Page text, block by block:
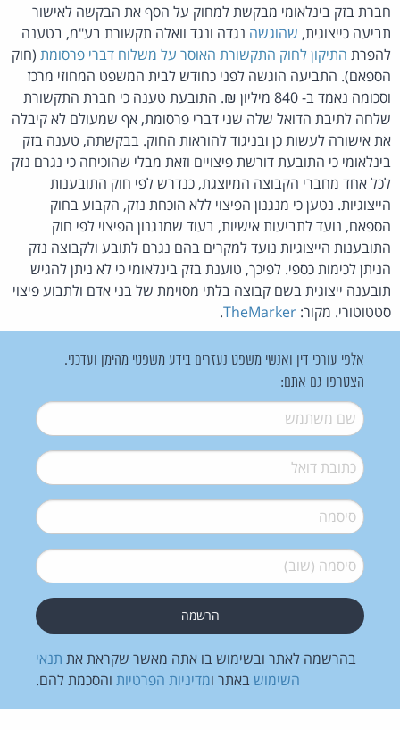
חברת בזק בינלאומי מבקשת למחוק על הסף את הבקשה לאישור
תביעה כייצוגית, שהוגשה נגדה ונגד וואלה תקשורת בע"מ, בטענה
להפרת התיקון לחוק התקשורת האוסר על משלוח דברי פרסומת (חוק
הספאם). התביעה הוגשה לפני כחודש לבית המשפט המחוזי מרכז
וסכומה נאמד ב- 840 מיליון ₪. התובעת טענה כי חברת התקשורת
שלחה לתיבת הדואל שלה שני דברי פרסומת, אף שמעולם לא קיבלה
את אישורה לעשות כן ובניגוד להוראות החוק. בבקשתה, טענה בזק
בינלאומי כי התובעת דורשת פיצויים וזאת מבלי שהוכיחה כי נגרם נזק
לכל אחד מחברי הקבוצה המיוצגת, כנדרש לפי חוק התובענות
הייצוגיות. נטען כי מנגנון הפיצוי ללא הוכחת נזק, הקבוע בחוק
הספאם, נועד לתביעות אישיות, בעוד שמנגנון הפיצוי לפי חוק
התובענות הייצוגיות נועד למקרים בהם נגרם לתובע ולקבוצה נזק
הניתן לכימות כספי. לפיכך, טוענת בזק בינלאומי כי לא ניתן להגיש
תובענה ייצוגית בשם קבוצה בלתי מסוימת של בני אדם ולתבוע פיצוי
סטטוטורי. מקור: TheMarker
.
אלפי עורכי דין ואנשי משפט נעזרים בידע משפטי מהימן ועדכני.
הצטרפו גם אתם:
שם משתמש*
דואל*
סיסמה*
סיסמה (שוב)*
בהרשמה לאתר ובשימוש בו אתה מאשר שקראת את תנאי
השימוש באתר ומדיניות הפרטיות והסכמת להם.